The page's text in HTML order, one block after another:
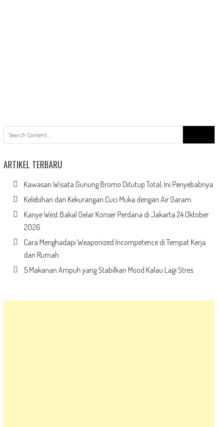
for:
ARTIKEL TERBARU
Kawasan Wisata Gunung Bromo Ditutup Total, Ini Penyebabnya
Kelebihan dan Kekurangan Cuci Muka dengan Air Garam
Kanye West Bakal Gelar Konser Perdana di Jakarta 24 Oktober
2026
Cara Menghadapi Weaponized Incompetence di Tempat Kerja
dan Rumah
5 Makanan Ampuh yang Stabilkan Mood Kalau Lagi Stres